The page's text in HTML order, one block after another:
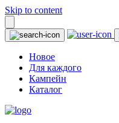
Skip to content
Новое
Для каждого
Кампейн
Каталог